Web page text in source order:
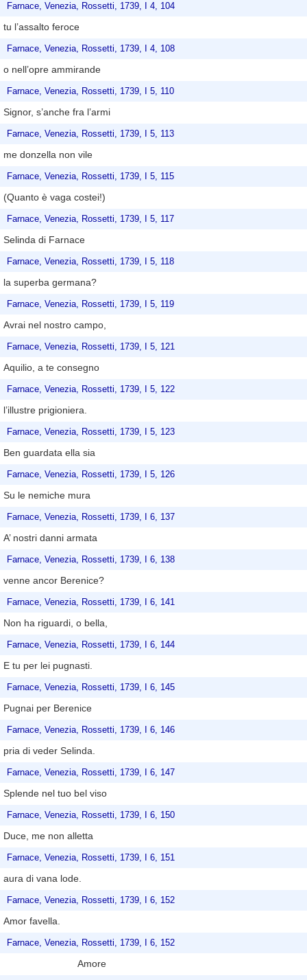
Farnace, Venezia, Rossetti, 1739, I 4, 104
tu l’assalto feroce
Farnace, Venezia, Rossetti, 1739, I 4, 108
o nell’opre ammirande
Farnace, Venezia, Rossetti, 1739, I 5, 110
Signor, s’anche fra l’armi
Farnace, Venezia, Rossetti, 1739, I 5, 113
me donzella non vile
Farnace, Venezia, Rossetti, 1739, I 5, 115
(Quanto è vaga costei!)
Farnace, Venezia, Rossetti, 1739, I 5, 117
Selinda di Farnace
Farnace, Venezia, Rossetti, 1739, I 5, 118
la superba germana?
Farnace, Venezia, Rossetti, 1739, I 5, 119
Avrai nel nostro campo,
Farnace, Venezia, Rossetti, 1739, I 5, 121
Aquilio, a te consegno
Farnace, Venezia, Rossetti, 1739, I 5, 122
l’illustre prigioniera.
Farnace, Venezia, Rossetti, 1739, I 5, 123
Ben guardata ella sia
Farnace, Venezia, Rossetti, 1739, I 5, 126
Su le nemiche mura
Farnace, Venezia, Rossetti, 1739, I 6, 137
A’ nostri danni armata
Farnace, Venezia, Rossetti, 1739, I 6, 138
venne ancor Berenice?
Farnace, Venezia, Rossetti, 1739, I 6, 141
Non ha riguardi, o bella,
Farnace, Venezia, Rossetti, 1739, I 6, 144
E tu per lei pugnasti.
Farnace, Venezia, Rossetti, 1739, I 6, 145
Pugnai per Berenice
Farnace, Venezia, Rossetti, 1739, I 6, 146
pria di veder Selinda.
Farnace, Venezia, Rossetti, 1739, I 6, 147
Splende nel tuo bel viso
Farnace, Venezia, Rossetti, 1739, I 6, 150
Duce, me non alletta
Farnace, Venezia, Rossetti, 1739, I 6, 151
aura di vana lode.
Farnace, Venezia, Rossetti, 1739, I 6, 152
Amor favella.
Farnace, Venezia, Rossetti, 1739, I 6, 152
Amore